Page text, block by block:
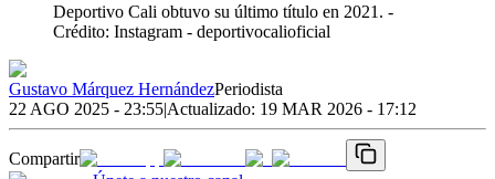
Deportivo Cali obtuvo su último título en 2021. -
Crédito: Instagram - deportivocalioficial
Gustavo Márquez HernándezPeriodista
22 AGO 2025 - 23:55|Actualizado: 19 MAR 2026 - 17:12
Compartir